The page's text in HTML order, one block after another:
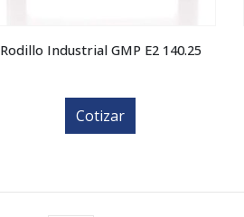
Rodillo Industrial GMP E2 140.25
Cotizar